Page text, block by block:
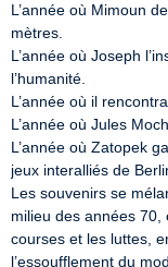
L’année où Mimoun
mètres.
L’année où Joseph
l’humanité.
L’année où il
L’année où Jules
L’année où Zatopek
jeux interalliés de
Les souvenirs se
milieu des années
courses et les luttes,
l’essoufflement du